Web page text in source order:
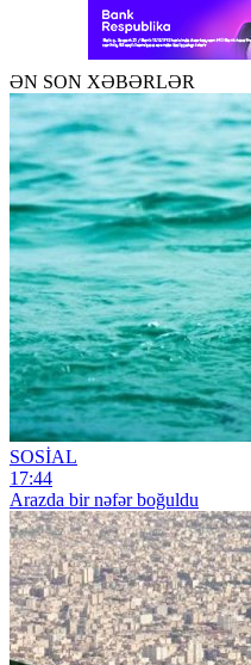
ƏN SON XƏBƏRLƏR
SOSİAL
17:44
Arazda bir nəfər boğuldu